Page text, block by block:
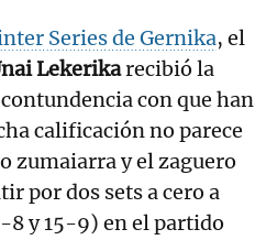
Series de Gernika, el
Lekerikarecibió la
con que han
calificación no parece
zumaiarra y el zaguero
por dos sets a cero a
8 y 15-9) en el partido